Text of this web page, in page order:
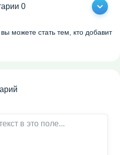
0
можете стать тем, кто добавит